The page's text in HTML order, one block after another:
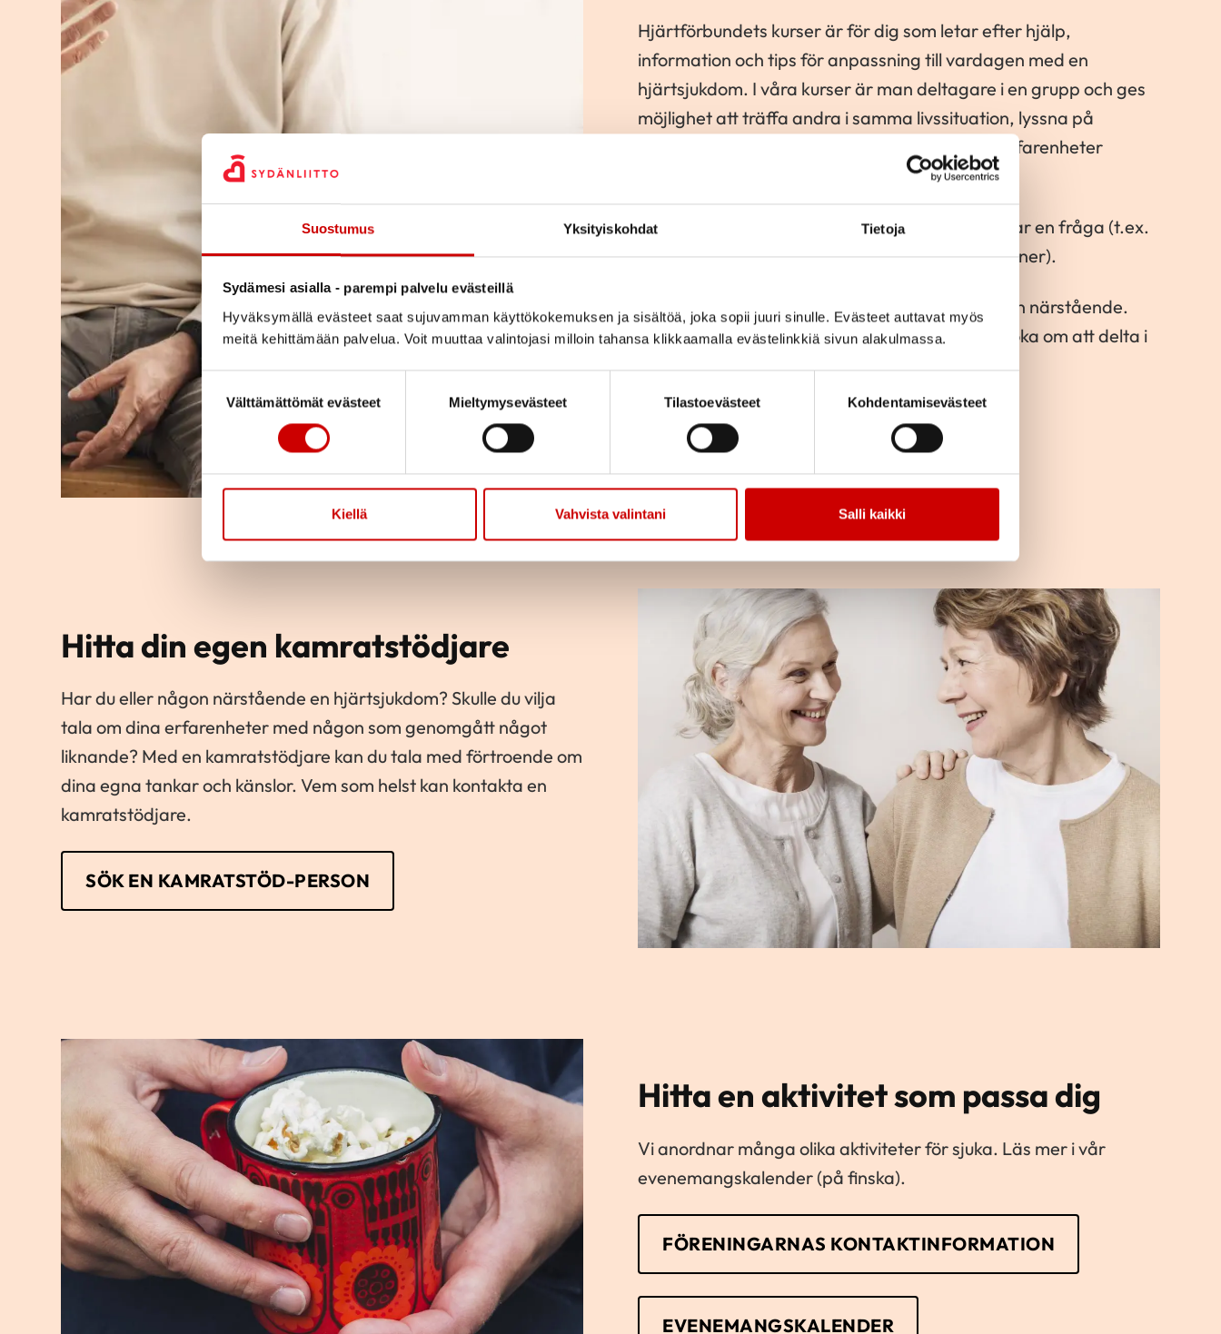
Suostumus Yksityiskohdat Tietoja
Sydämesi asialla - parempi palvelu evästeillä
Hyväksymällä evästeet saat sujuvamman käyttökokemuksen ja sisältöä, joka sopii juuri sinulle. Evästeet auttavat myös
meitä kehittämään palvelua. Voit muuttaa valintojasi milloin tahansa klikkaamalla evästelinkkiä sivun alakulmassa.
Suostumuksen valinta
Välttämättömät evästeet
Mieltymysevästeet Tilastoevästeet Kohdentamisevästeet
Kiellä Vahvista valintani Salli kaikki
Hjärtförbundets kurser är för dig som letar efter hjälp,
information och tips för anpassning till vardagen med en
hjärtsjukdom. I våra kurser är man deltagare i en grupp och ges
möjlighet att träffa andra i samma livssituation, lyssna på
föreläsningar av flera yrkesgrupper och dela erfarenheter
genom att göra saker- och lära sig tillsammans.
Några av kurserna är temakurser som behandlar en fråga (t.ex.
motion, kost, mentalt välbefinnande eller relationer).
Du kan komma till kursen ensam eller med någon närstående.
Våra kurser är gratis för deltagare. Du kan ansöka om att delta i
en kurs, oavsett var du bor.
KURSKALENDER
Hitta din egen kamratstödjare
Har du eller någon närstående en hjärtsjukdom? Skulle du vilja
tala om dina erfarenheter med någon som genomgått något
liknande? Med en kamratstödjare kan du tala med förtroende om
dina egna tankar och känslor. Vem som helst kan kontakta en
kamratstödjare.
SÖK EN KAMRATSTÖD-PERSON
Hitta en aktivitet som passa dig
Vi anordnar många olika aktiviteter för sjuka. Läs mer i vår
evenemangskalender (på finska).
FÖRENINGARNAS KONTAKTINFORMATION
EVENEMANGSKALENDER